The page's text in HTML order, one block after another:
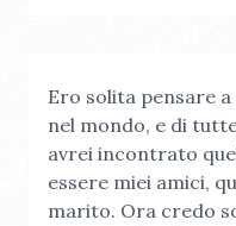
Ero solita pensare
nel mondo, e di
avrei incontrato
essere miei amici,
marito. Ora credo